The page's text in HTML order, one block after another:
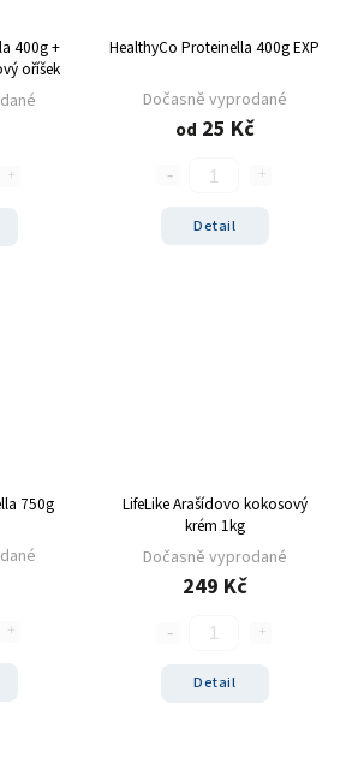
400g +
oříšek
HealthyCo Proteinella 400g EXP
Dočasně vyprodané
od 25 Kč
Detail
750g
LifeLike Arašídovo kokosový
krém 1kg
Dočasně vyprodané
249 Kč
Detail